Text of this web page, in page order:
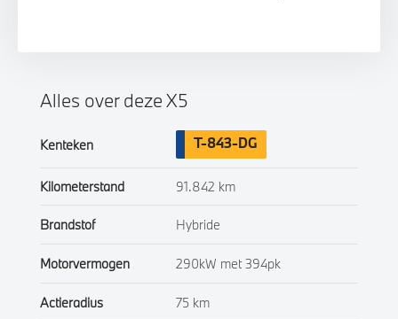
Alles over deze X5
Kenteken T-843-DG
Kilometerstand 91.842 km
Brandstof Hybride
Motorvermogen 290kW met 394pk
Actieradius 75 km